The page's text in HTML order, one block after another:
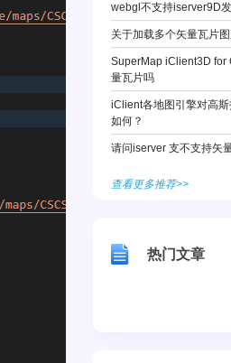
webgl不支持iserver9D
关于加载多个矢量瓦片
SuperMap iClient3D for
量瓦片吗
iClient各地图引擎对高
如何？
请问iserver 支不支持矢
查看更多推荐>>
热门文章